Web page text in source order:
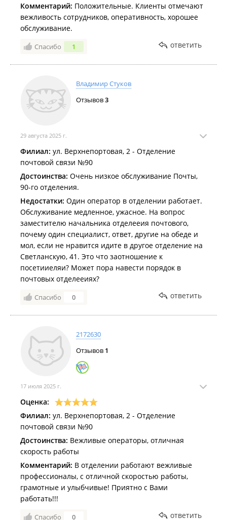
Комментарий: Положительные. Клиенты отмечают
вежливость сотрудников, оперативность, хорошее
обслуживание.
Спасибо 1 ответить
Владимир Стуков
Отзывов3
29 августа 2025 г.
Филиал: ул. Верхнепортовая, 2 - Отделение
почтовой связи №90
Достоинства: Очень низкое обслуживание Почты,
90-го отделения.
Недостатки: Один оператор в отделении работает.
Обслуживание медленное, ужасное. На вопрос
заместителю начальника отделееия почтового,
почему один специалист, ответ, другие на обеде и
мол, если не нравится идите в другое отделение на
Светланскую, 41. Это что заотношение к
посетииеляи? Может пора навести порядок в
почтовых отделееиях?
Спасибо 0 ответить
2172630
Отзывов 1
17 июля 2025 г.
Оценка:
Филиал: ул. Верхнепортовая, 2 - Отделение
почтовой связи №90
Достоинства: Вежливые операторы, отличная
скорость работы
Комментарий: В отделении работают вежливые
профессионалы, с отличной скоростью работы,
грамотные и улыбчивые! Приятно с Вами
работать!!!
Спасибо 0 ответить